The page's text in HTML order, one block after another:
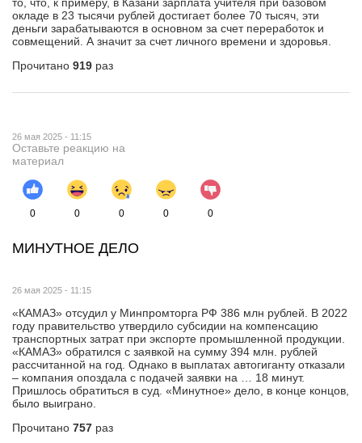
окладе в 23 тысячи рублей достигает более 70 тысяч, эти
деньги зарабатываются в основном за счет переработок и
совмещений. А значит за счет личного времени и здоровья.
Прочитано 919 раз
26 мая 2025 - 11:15
Оставьте реакцию на
материал
0 0 0 0 0
МИНУТНОЕ ДЕЛО
26 мая 2025 - 11:15
«КАМАЗ» отсудил у Минпромторга РФ 386 млн рублей. В 2022
году правительство утвердило субсидии на компенсацию
транспортных затрат при экспорте промышленной продукции.
«КАМАЗ» обратился с заявкой на сумму 394 млн. рублей
рассчитанной на год. Однако в выплатах автогиганту отказали
– компания опоздала с подачей заявки на … 18 минут.
Пришлось обратиться в суд. «Минутное» дело, в конце концов,
было выиграно.
Прочитано 757 раз